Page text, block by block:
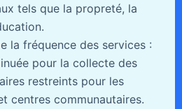
tels que la propreté, la
la fréquence des services :
pour la collecte des
restreints pour les
centres communautaires.